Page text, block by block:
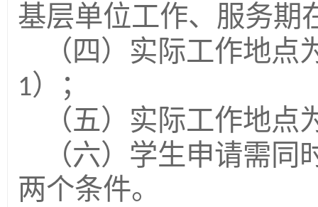
基层单位工作、服务期
（四）实际工作地
1）；
（五）实际工作地
（六）学生申请需同
两个条件。